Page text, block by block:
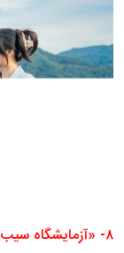
۸- «آزمایشگاه سیب‌زمینی» (The Potato Lab)